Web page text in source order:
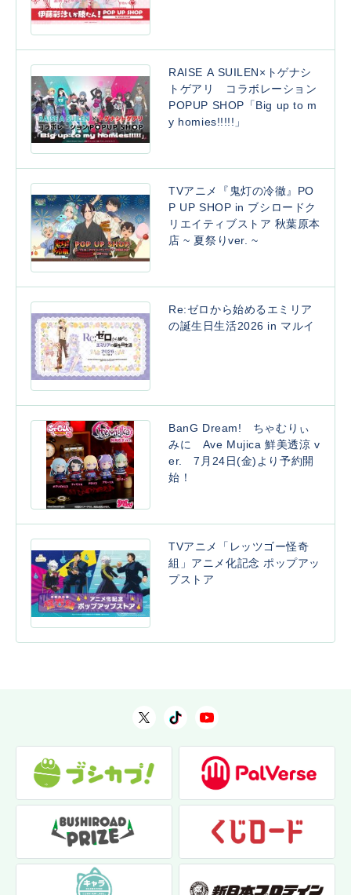
RAISE A SUILEN×トゲナシ
トゲアリ コラボレーション
POPUP SHOP「Big up to m
y homies!!!!!」
TVアニメ『鬼灯の冷徹』PO
P UP SHOP in ブシロードク
リエイティブストア 秋葉原本
店 ~ 夏祭りver. ~
Re:ゼロから始めるエミリア
の誕生日生活2026 in マルイ
BanG Dream! ちゃむりぃ
みに Ave Mujica 鮮美透涼 v
er. 7月24日(金)より予約開
始！
TVアニメ「レッツゴー怪奇
組」アニメ化記念 ポップアッ
プストア